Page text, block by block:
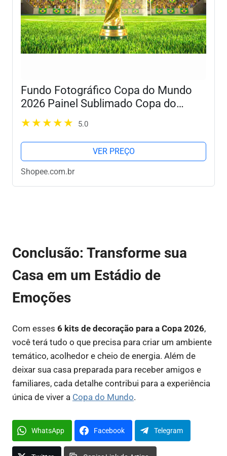
Fundo Fotográfico Copa do Mundo
2026 Painel Sublimado Copa do
Mundo Brasil 2,20x1,58 Malha
Premium
5.0
VER PREÇO
Shopee.com.br
Conclusão: Transforme sua
Casa em um Estádio de
Emoções
Com esses 6 kits de decoração para a Copa 2026,
você terá tudo o que precisa para criar um ambiente
temático, acolhedor e cheio de energia. Além de
deixar sua casa preparada para receber amigos e
familiares, cada detalhe contribui para a experiência
única de viver a Copa do Mundo.
WhatsApp Facebook Telegram